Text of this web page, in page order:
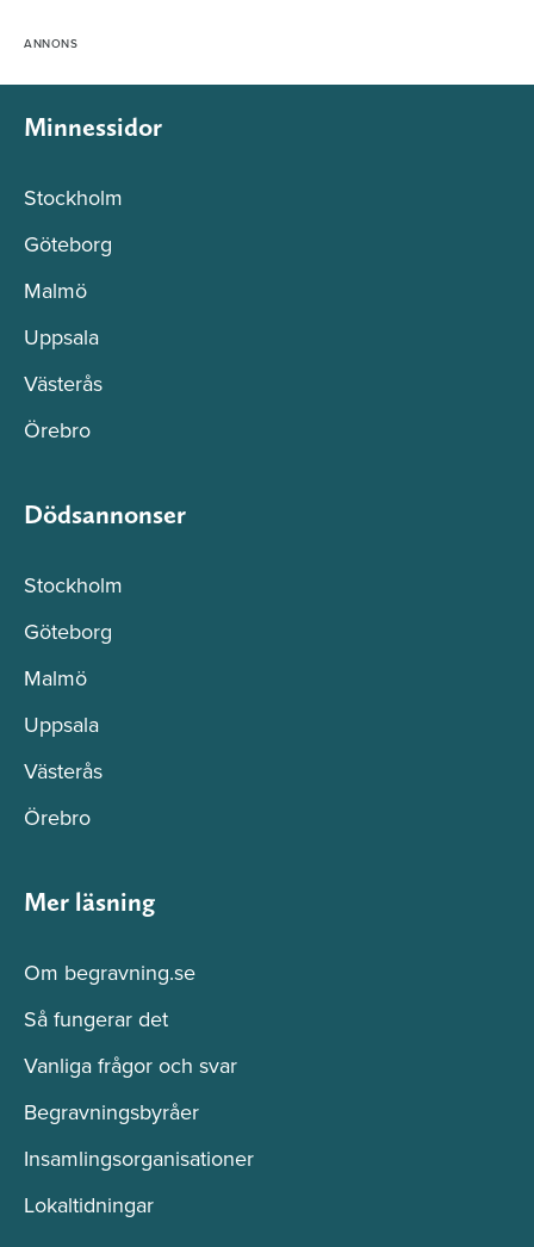
Minnessidor
Stockholm
Göteborg
Malmö
Uppsala
Västerås
Örebro
Dödsannonser
Stockholm
Göteborg
Malmö
Uppsala
Västerås
Örebro
Mer läsning
Om begravning.se
Så fungerar det
Vanliga frågor och svar
Begravningsbyråer
Insamlingsorganisationer
Lokaltidningar